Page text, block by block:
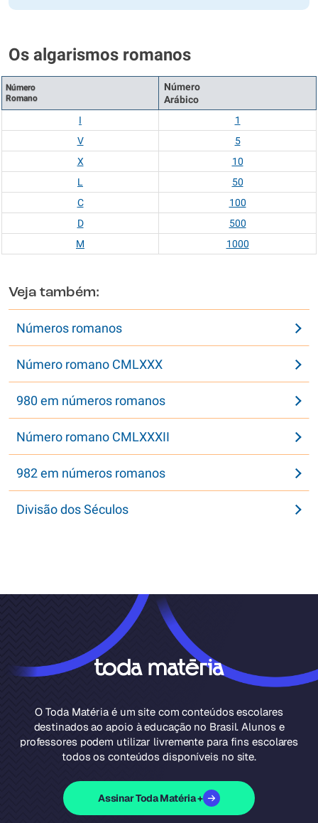
Os algarismos romanos
Número
Romano
Número
Arábico
I
1
V
5
X
10
L
50
C
100
D
500
M
1000
Veja também:
Números romanos
Número romano CMLXXX
980 em números romanos
Número romano CMLXXXII
982 em números romanos
Divisão dos Séculos
O Toda Matéria é um site com conteúdos escolares
destinados ao apoio à educação no Brasil. Alunos e
professores podem utilizar livremente para fins escolares
todos os conteúdos disponíveis no site.
Assinar Toda Matéria +